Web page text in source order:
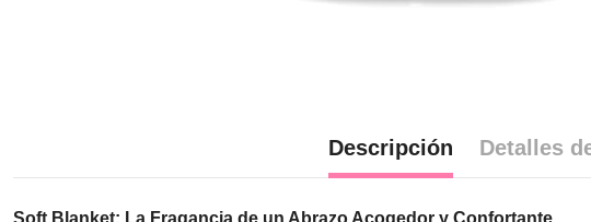
Descripción Detalles
Soft Blanket: La Fragancia de un Abrazo Acogedor y Confortante